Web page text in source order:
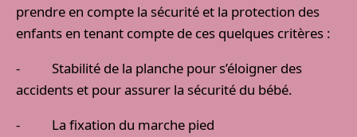
prendre en compte la sécurité et la protection des
enfants en tenant compte de ces quelques critères :
- Stabilité de la planche pour s’éloigner des
accidents et pour assurer la sécurité du bébé.
- La fixation du marche pied